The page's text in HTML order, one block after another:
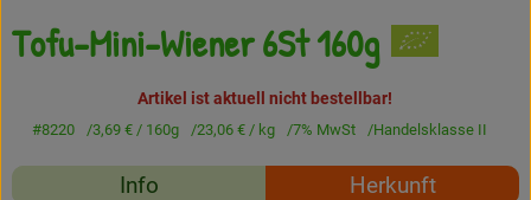
Getränke
Naturkosmetik
Drogerie
Tofu-Mini-Wiener 6St 160g
Artikel ist aktuell nicht bestellbar!
#8220 3,69 € / 160g 23,06 € / kg 7% MwSt Handelsklasse II
Rezepte
Info Herkunft